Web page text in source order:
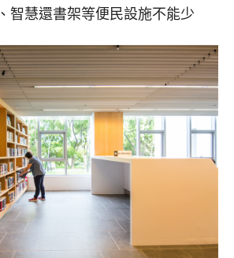
智慧還書架等便民設施不能少